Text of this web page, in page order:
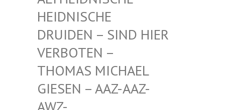
EIDNISCHE D
RUIDEN – SIND HIER V
ERBOTEN – T
HOMAS MICHAEL G
IESEN – AAZ-AAZ-A
WZ-S